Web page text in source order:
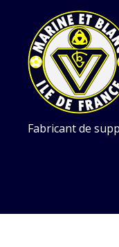
content
Fabricant de